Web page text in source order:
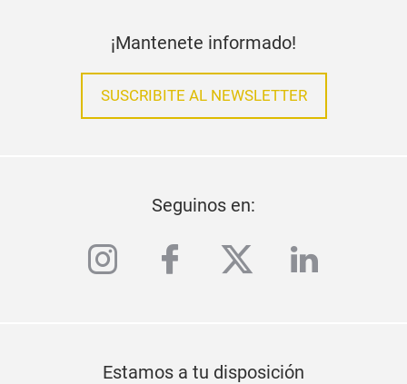
¡Mantenete informado!
SUSCRIBITE AL NEWSLETTER
Seguinos en:
instagram
facebook
twitterlinkedin
Estamos a tu disposición